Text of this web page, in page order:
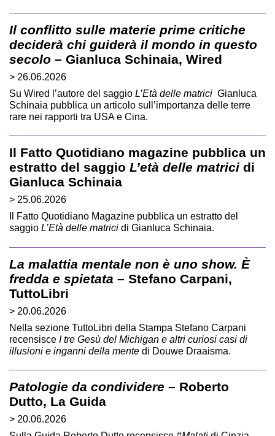
Il conflitto sulle materie prime critiche
deciderà chi guiderà il mondo in questo
secolo – Gianluca Schinaia, Wired
> 26.06.2026
Su Wired l’autore del saggio L’Età delle matrici Gianluca
Schinaia pubblica un articolo sull’importanza delle terre
rare nei rapporti tra USA e Cina.
Il Fatto Quotidiano magazine pubblica un
estratto del saggio L’età delle matrici di
Gianluca Schinaia
> 25.06.2026
Il Fatto Quotidiano Magazine pubblica un estratto del
saggio L’Età delle matrici di Gianluca Schinaia.
La malattia mentale non è uno show. È
fredda e spietata – Stefano Carpani,
TuttoLibri
> 20.06.2026
Nella sezione TuttoLibri della Stampa Stefano Carpani
recensisce I tre Gesù del Michigan e altri curiosi casi di
illusioni e inganni della mente di Douwe Draaisma.
Patologie da condividere – Roberto
Dutto, La Guida
> 20.06.2026